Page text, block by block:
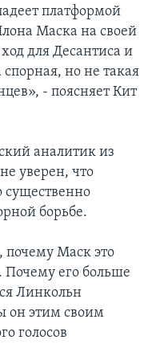
платформой
Маска на своей
для Деcантиса и
но не такая
- поясняет Кит
аналитик из
уверен, что
борьбе.
почему Маск это
Почему его больше
Линкольн
он этим своим
голосов